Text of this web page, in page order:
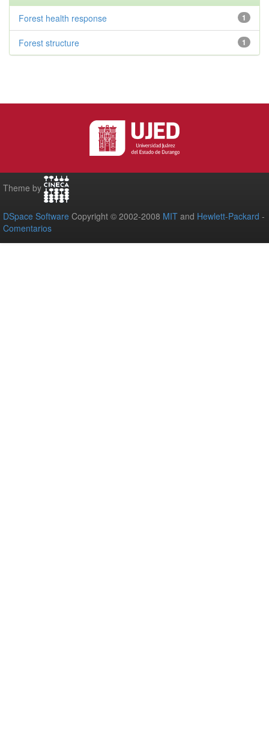
1
Forest health response
1
Forest structure
Theme by
DSpace Software Copyright © 2002-2008 MIT and Hewlett-Packard -
Comentarios